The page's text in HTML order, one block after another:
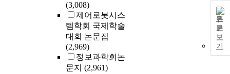
(3,008)
제어로봇시스
템학회 국제학술
대회 논문집
(2,969)
정보과학회논
문지 (2,961)
원
문
보
기